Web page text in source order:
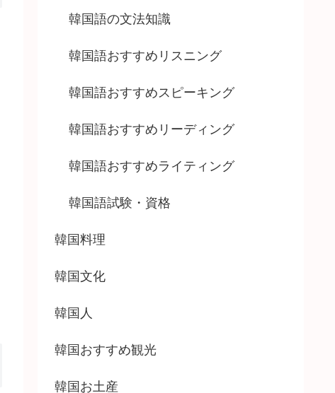
韓国語の文法知識
韓国語おすすめリスニング
韓国語おすすめスピーキング
韓国語おすすめリーディング
韓国語おすすめライティング
韓国語試験・資格
韓国料理
韓国文化
韓国人
韓国おすすめ観光
韓国お土産